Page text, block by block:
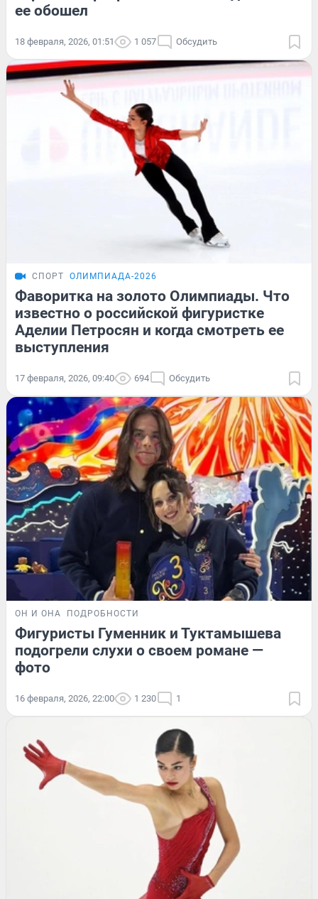
ее обошел
18 февраля, 2026, 01:51 1 057 Обсудить
СПОРТ ОЛИМПИАДА-2026
Фаворитка на золото Олимпиады. Что
известно о российской фигуристке
Аделии Петросян и когда смотреть ее
выступления
17 февраля, 2026, 09:40 694 Обсудить
ОН И ОНА ПОДРОБНОСТИ
Фигуристы Гуменник и Туктамышева
подогрели слухи о своем романе —
фото
16 февраля, 2026, 22:00 1 230 1